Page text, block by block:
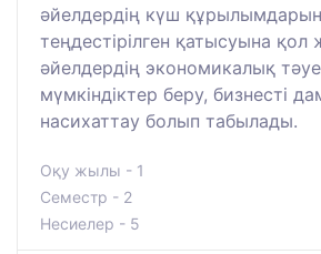
әйелдердің күш
теңдестірілген қатысуына қол
әйелдердің экономикалық
мүмкіндіктер беру, бизнесті
насихаттау болып табылады.
Оқу жылы - 1
Семестр - 2
Несиелер - 5